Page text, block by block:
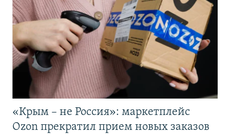
«Крым – не Россия»: маркетплейс
Ozon прекратил прием новых заказов